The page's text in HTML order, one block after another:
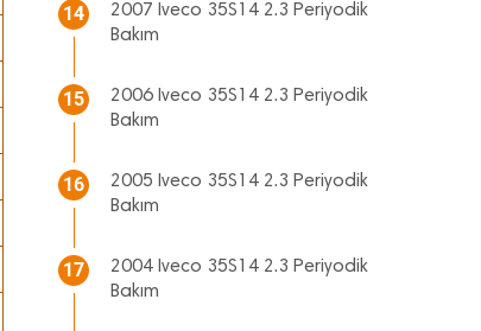
14
2007 Iveco 35S14 2.3 Periyodik
Bakım
15
2006 Iveco 35S14 2.3 Periyodik
Bakım
16
2005 Iveco 35S14 2.3 Periyodik
Bakım
17
2004 Iveco 35S14 2.3 Periyodik
Bakım